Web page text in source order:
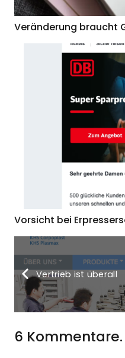
Veränderung braucht
Vorsicht bei
Vertrieb ist überall
6 Kommentare.